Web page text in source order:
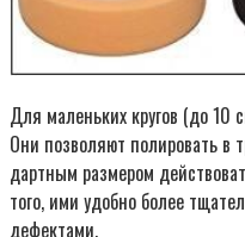
Для малень­ких кру­гов (до 10
Они поз­во­ля­ют поли­ро­вать в
дарт­ным раз­ме­ром
того, ими удоб­но более
дефектами.